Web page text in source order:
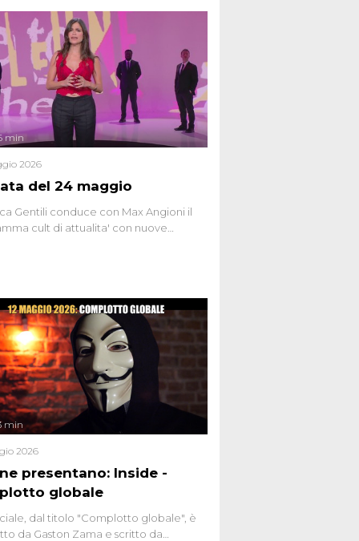
del 24 maggio
min
2026
Gentili conduce con Max Angioni il
cult di attualita' con nuove
presentano: Inside -
globale
min
2026
dal titolo "Complotto globale", è
da Gaston Zama e scritto da